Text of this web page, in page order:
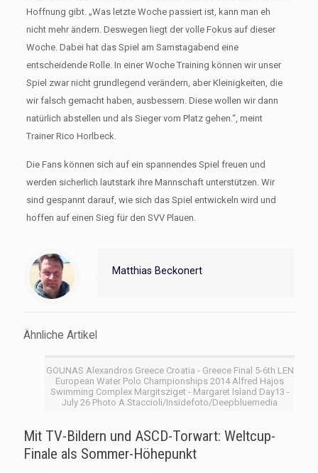
Hoffnung gibt. „Was letzte Woche passiert ist, kann man eh
nicht mehr ändern. Deswegen liegt der volle Fokus auf dieser
Woche. Dabei hat das Spiel am Samstagabend eine
entscheidende Rolle. In einer Woche Training können wir unser
Spiel zwar nicht grundlegend verändern, aber Kleinigkeiten, die
wir falsch gemacht haben, ausbessern. Diese wollen wir dann
natürlich abstellen und als Sieger vom Platz gehen.“, meint
Trainer Rico Horlbeck.
Die Fans können sich auf ein spannendes Spiel freuen und
werden sicherlich lautstark ihre Mannschaft unterstützen. Wir
sind gespannt darauf, wie sich das Spiel entwickeln wird und
hoffen auf einen Sieg für den SVV Plauen.
Matthias Beckonert
Ähnliche Artikel
GOUNAS Alexandros Greece Croatia - Greece Final 5-6th LEN
European Water Polo Championships 2014 Alfred Hajos
Swimming Complex Margitsziget - Margaret Island Day13 -
July 26 Photo A.Staccioli/Insidefoto/Deepbluemedia
Mit TV-Bildern und ASCD-Torwart: Weltcup-
Finale als Sommer-Höhepunkt